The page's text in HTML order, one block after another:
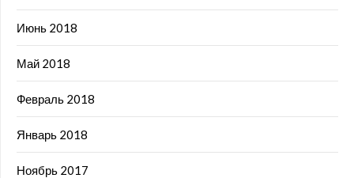
Июнь 2018
Май 2018
Февраль 2018
Январь 2018
Ноябрь 2017